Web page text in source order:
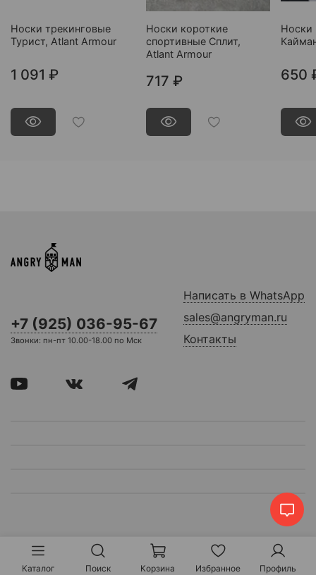
Носки трекинговые
Турист, Atlant Armour
1 091 ₽
Носки короткие
спортивные Сплит,
Atlant Armour
717 ₽
Носки
650
+7 (925) 036-95-67
Звонки: пн-пт 10.00-18.00 по Мск
Написать в WhatsApp
sales@angryman.ru
Контакты
Каталог Поиск Корзина Избранное Профиль